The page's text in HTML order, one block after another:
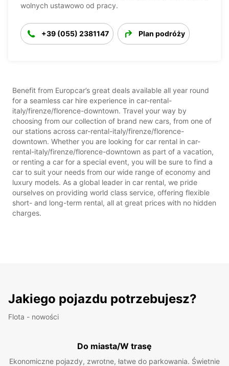
wolnych ustawowo od pracy.
+39 (055) 2381147 Plan podróży
Benefit from Europcar’s great deals available all year round
for a seamless car hire experience in car-rental-
italy/firenze/florence-downtown. Travel your way by
choosing from our collection of brand new cars, from one of
our stations across car-rental-italy/firenze/florence-
downtown. Whether you are looking for car rental in car-
rental-italy/firenze/florence-downtown as part of a vacation,
or renting a car for a special event, you will be sure to find a
car to suit your needs from our wide range of economy and
luxury models. As a global leader in car rental, we pride
ourselves on providing world class service, offering flexible
short- and long-term rental, all at great prices with no hidden
charges.
Jakiego pojazdu potrzebujesz?
Flota - nowości
Do miasta/W trasę
Ekonomiczne pojazdy, zwrotne, łatwe do parkowania. Świetnie